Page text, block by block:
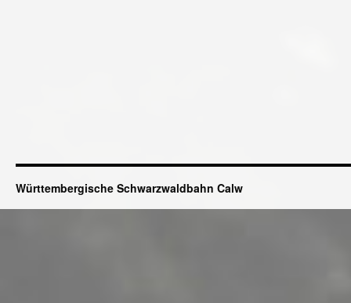
Württembergische Schwarzwaldbahn Calw